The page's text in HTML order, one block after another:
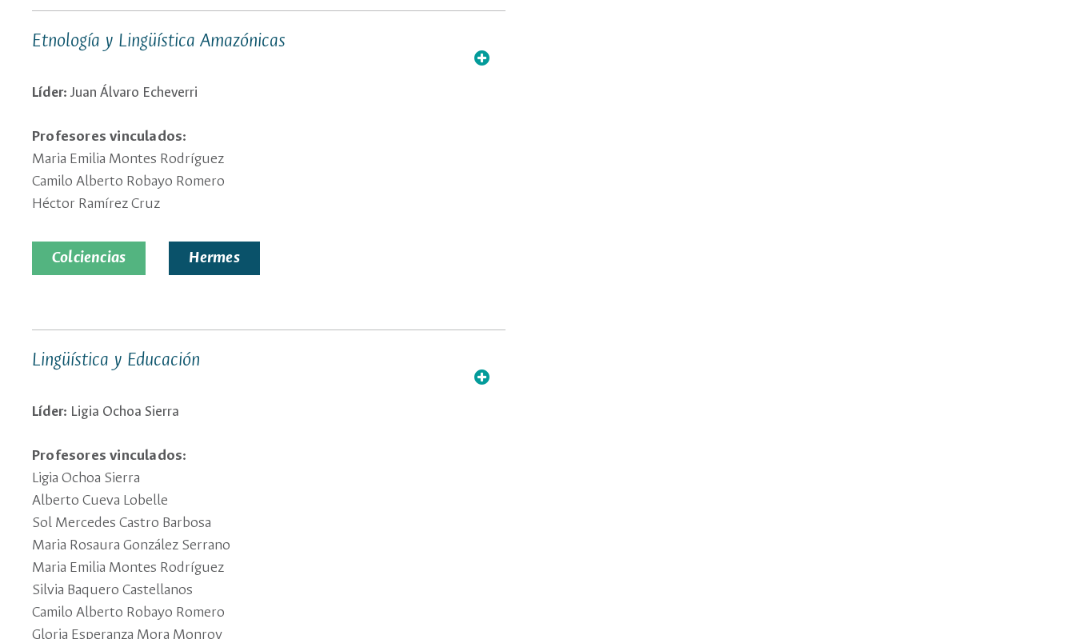
Etnología y Lingüística Amazónicas
Líder: Juan Álvaro Echeverri
Profesores vinculados:
Maria Emilia Montes Rodríguez
Camilo Alberto Robayo Romero
Héctor Ramírez Cruz
Colciencias Hermes
Lingüística y Educación
Líder: Ligia Ochoa Sierra
Profesores vinculados:
Ligia Ochoa Sierra
Alberto Cueva Lobelle
Sol Mercedes Castro Barbosa
Maria Rosaura González Serrano
Maria Emilia Montes Rodríguez
Silvia Baquero Castellanos
Camilo Alberto Robayo Romero
Gloria Esperanza Mora Monroy